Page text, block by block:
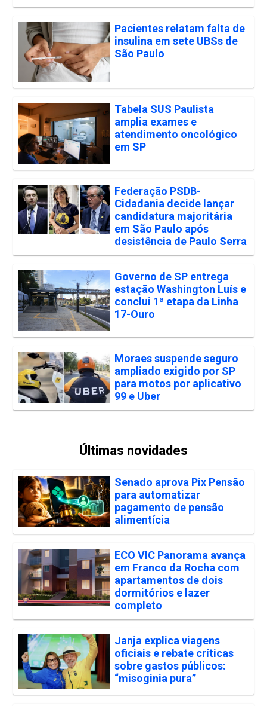
Pacientes relatam falta de
insulina em sete UBSs de
São Paulo
Tabela SUS Paulista
amplia exames e
atendimento oncológico
em SP
Federação PSDB-
Cidadania decide lançar
candidatura majoritária
em São Paulo após
desistência de Paulo Serra
Governo de SP entrega
estação Washington Luís e
conclui 1ª etapa da Linha
17-Ouro
Moraes suspende seguro
ampliado exigido por SP
para motos por aplicativo
99 e Uber
Últimas novidades
Senado aprova Pix Pensão
para automatizar
pagamento de pensão
alimentícia
ECO VIC Panorama avança
em Franco da Rocha com
apartamentos de dois
dormitórios e lazer
completo
Janja explica viagens
oficiais e rebate críticas
sobre gastos públicos:
“misoginia pura”